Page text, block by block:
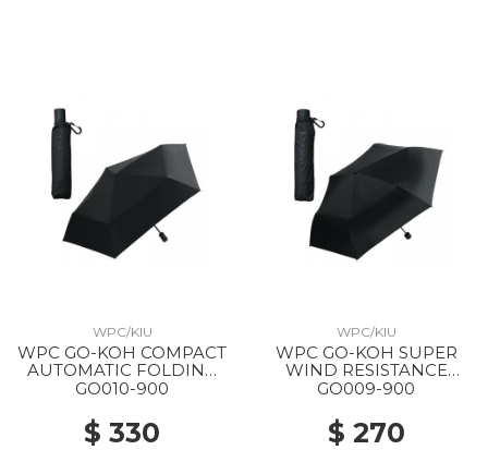
WPC/KIU
WPC GO-KOH COMPACT
AUTOMATIC FOLDING
PARASOL 900 BLACK
GO010-900
$ 330
WPC/KIU
WPC GO-KOH SUPER
WIND RESISTANCE
FOLDING PARASOL 900
GO009-900
$ 270